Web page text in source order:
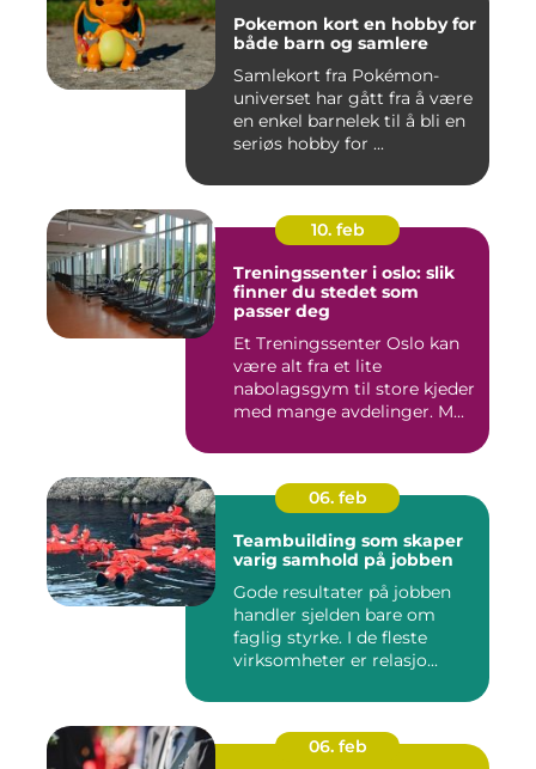
Pokemon kort en hobby for
både barn og samlere
Samlekort fra Pokémon-
universet har gått fra å være
en enkel barnelek til å bli en
seriøs hobby for ...
10. feb
Treningssenter i oslo: slik
finner du stedet som
passer deg
Et Treningssenter Oslo kan
være alt fra et lite
nabolagsgym til store kjeder
med mange avdelinger. M...
06. feb
Teambuilding som skaper
varig samhold på jobben
Gode resultater på jobben
handler sjelden bare om
faglig styrke. I de fleste
virksomheter er relasjo...
06. feb